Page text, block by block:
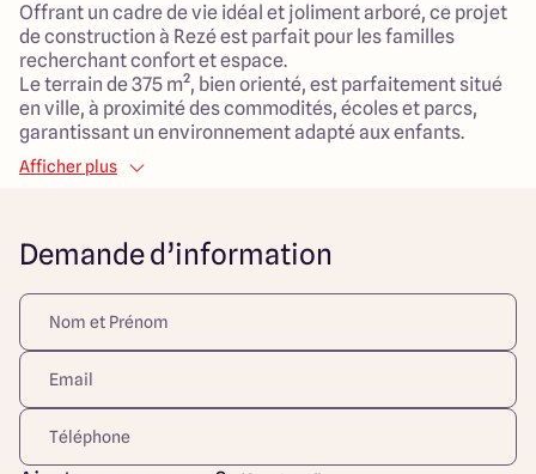
Offrant un cadre de vie idéal et joliment arboré, ce projet
de construction à Rezé est parfait pour les familles
recherchant confort et espace.
Le terrain de 375 m², bien orienté, est parfaitement situé
en ville, à proximité des commodités, écoles et parcs,
garantissant un environnement adapté aux enfants.
La future maison, d'une surface habitable de 120 m², se
58 m², conçu pour favoriser les moments en famille.
Ce projet est une véritable opportunité pour les familles
souhaitant s'installer dans un lieu accueillant et pratique.
N'attendez plus pour imaginer votre nouvelle vie dans cet
espace conçu pour le bonheur et le confort de tous.
Découvrez toutes nos offres et réalisations ARLOGIS sur
notre site Internet. Visuel d'illustration. Le modèle est
totalement adaptable à vos envies et besoins et
Afficher plus
Demande d’information